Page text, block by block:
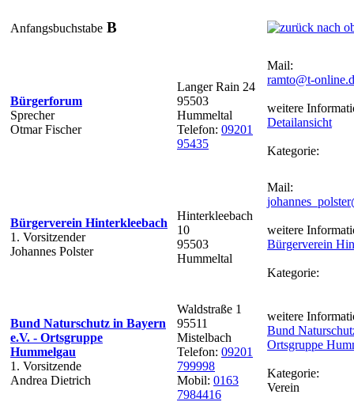
Anfangsbuchstabe B
Bürgerforum
Sprecher
Otmar Fischer
Langer Rain 24
95503
Hummeltal
Telefon: 09201
95435
Mail:
ramto@t-
weitere
Detailansicht
Kategorie:
Bürgerverein Hinterkleebach
1. Vorsitzender
Johannes Polster
Hinterkleebach
10
95503
Hummeltal
Mail:
weitere
Bürgerverein
Kategorie:
Bund Naturschutz in Bayern
e.V. - Ortsgruppe
Hummelgau
1. Vorsitzende
Andrea Dietrich
Waldstraße 1
95511
Mistelbach
Telefon: 09201
799998
Mobil: 0163
7984416
weitere
Bund
Ortsgruppe
Kategorie:
Verein